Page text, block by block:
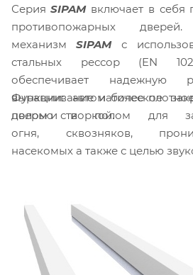
Серия SIPAMвключает в себя
противопожарных дверей.
механизм SIPAMс
стальных рессор (EN
обеспечивает надежную
выравнивание и более
полом и створкой.
Функции: автоматическое
дверью и полом для
огня, сквозняков,
насекомых а также с целью